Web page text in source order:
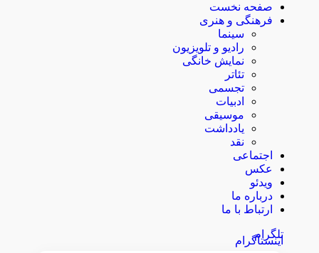
صفحه نخست
فرهنگی و هنری
سینما
رادیو و تلویزیون
نمایش خانگی
تئاتر
تجسمی
ادبیات
موسیقی
یادداشت
نقد
اجتماعی
عکس
ویدئو
درباره ما
ارتباط با ما
تلگرام
اینستاگرام